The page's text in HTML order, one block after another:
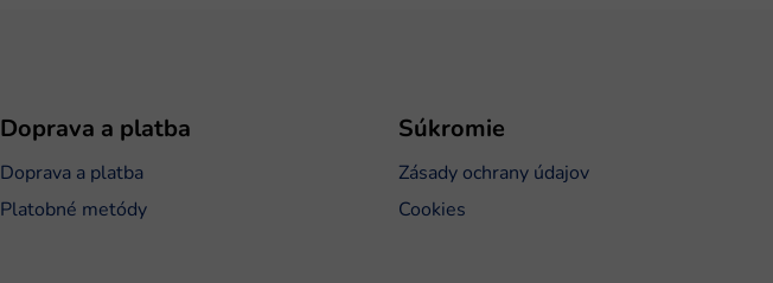
Doprava a platba
Doprava a platba
Platobné metódy
Súkromie
Zásady ochrany údajov
Cookies